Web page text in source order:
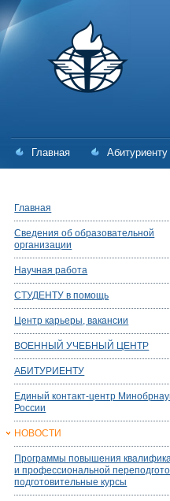
Главная Абитуриенту
Главная
Сведения об образовательной
организации
Научная работа
СТУДЕНТУ в помощь
Центр карьеры, вакансии
ВОЕННЫЙ УЧЕБНЫЙ ЦЕНТР
АБИТУРИЕНТУ
Единый контакт-центр
России
НОВОСТИ
Программы повышения
и профессиональной
подготовительные курсы